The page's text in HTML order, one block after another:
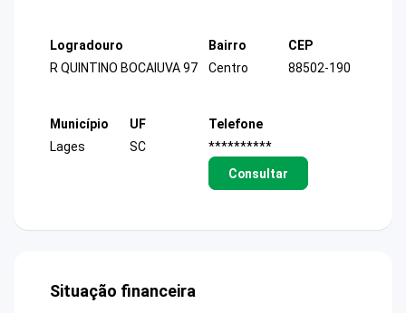
Logradouro
R QUINTINO BOCAIUVA 97
Bairro
Centro
CEP
88502-190
Município
Lages
UF
SC
Telefone
**********
Consultar
Situação financeira